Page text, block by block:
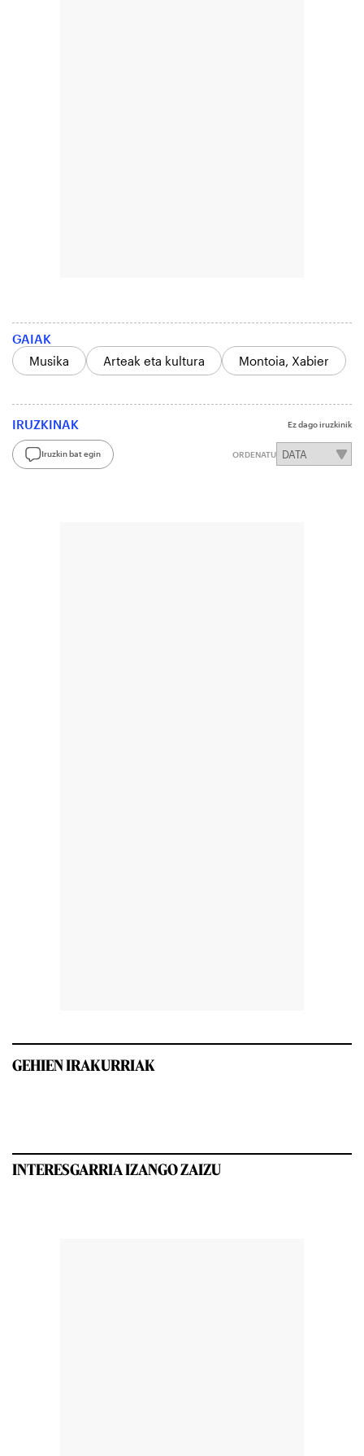
GAIAK
Musika
Arteak eta kultura Montoia, Xabier
IRUZKINAK Ez dago iruzkinik
Iruzkin bat egin ORDENATU
GEHIEN IRAKURRIAK
INTERESGARRIA IZANGO ZAIZU